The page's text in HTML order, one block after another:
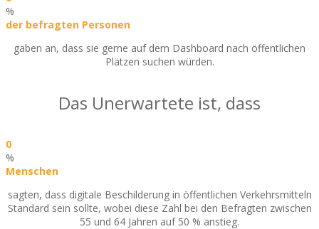
%
der befragten Personen
gaben an, dass sie gerne auf dem Dashboard nach öffentlichen
Plätzen suchen würden.
Das Unerwartete ist, dass
0
%
Menschen
sagten, dass digitale Beschilderung in öffentlichen Verkehrsmitteln
Standard sein sollte, wobei diese Zahl bei den Befragten zwischen
55 und 64 Jahren auf 50 % anstieg.